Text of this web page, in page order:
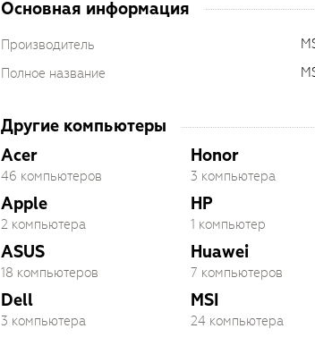
Основная информация
Производитель
Полное название
Другие компьютеры
Acer
46 компьютеров
Apple
2 компьютера
ASUS
18 компьютеров
Dell
3 компьютера
Honor
3 компьютера
HP
1 компьютер
Huawei
7 компьютеров
MSI
24 компьютера